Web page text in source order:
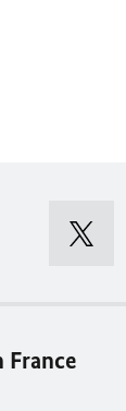
France